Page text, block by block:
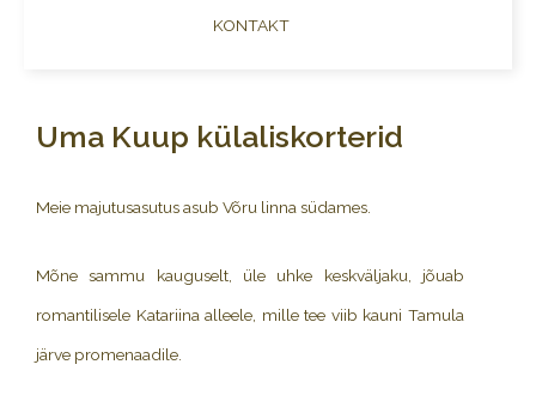
KONTAKT
Uma Kuup külaliskorterid
Meie majutusasutus asub Võru linna südames.
Mõne sammu kauguselt, üle uhke keskväljaku, jõuab
romantilisele Katariina alleele, mille tee viib kauni Tamula
järve promenaadile.